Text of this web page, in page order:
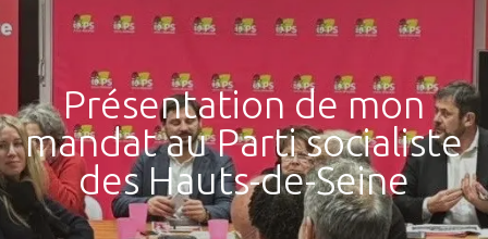
Présentation de mon
mandat au Parti socialiste
des Hauts-de-Seine